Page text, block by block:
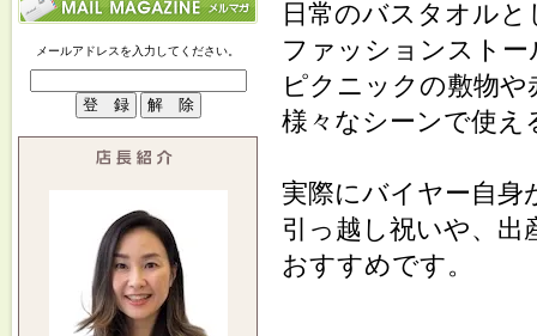
メールアドレスを入力してください。
日常のバスタオル
ファッションスト
ピクニックの敷物
様々なシーンで使
実際にバイヤー自身
引っ越し祝いや、出
おすすめです。